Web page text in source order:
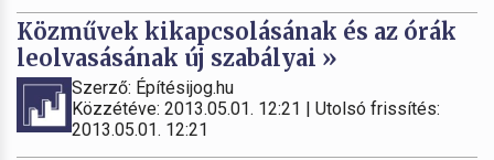
Közművek kikapcsolásának és az órák
leolvasásának új szabályai »
Szerző: Építésijog.hu
Közzétéve: 2013.05.01. 12:21 | Utolsó frissítés:
2013.05.01. 12:21